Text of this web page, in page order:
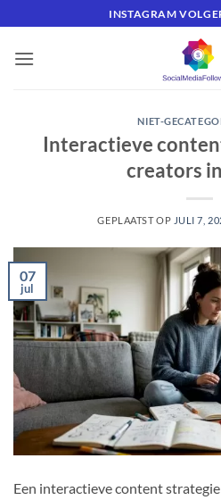
naar
inhoud
INSTAGRAM
NIET-
Interactieve
creators
GEPLAATST OP JULI 7,
07
jul
Een interactieve content